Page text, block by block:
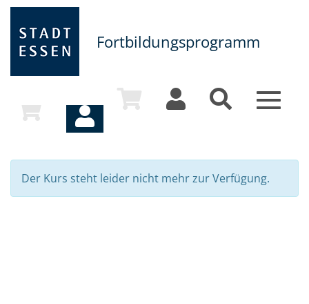
Fortbildungsprogramm
Toggle
Der Kurs steht leider nicht mehr zur Verfügung.